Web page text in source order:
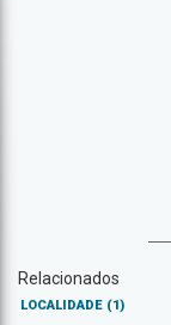
Relacionados
LOCALIDADE (1)